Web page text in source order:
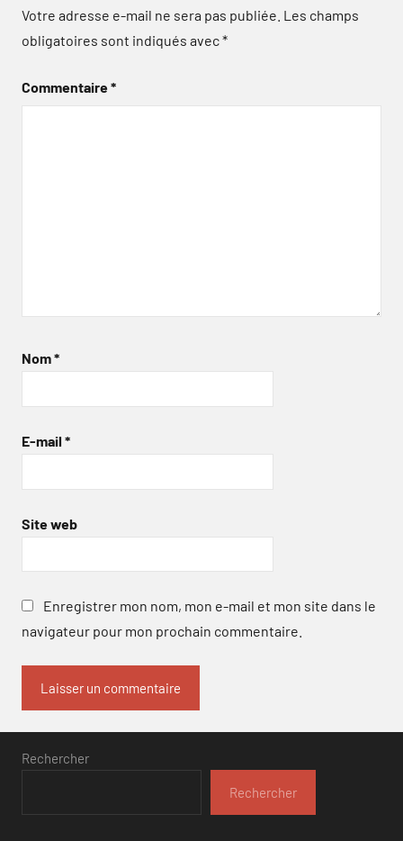
Votre adresse e-mail ne sera pas publiée. Les champs
obligatoires sont indiqués avec*
Commentaire*
Nom*
E-mail *
Site web
Enregistrer mon nom, mon e-mail et mon site dans le
navigateur pour mon prochain commentaire.
Rechercher
Rechercher